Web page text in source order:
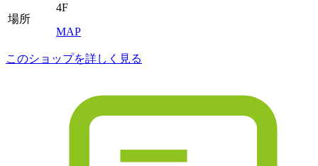
場所
4F
MAP
このショップを詳しく見る